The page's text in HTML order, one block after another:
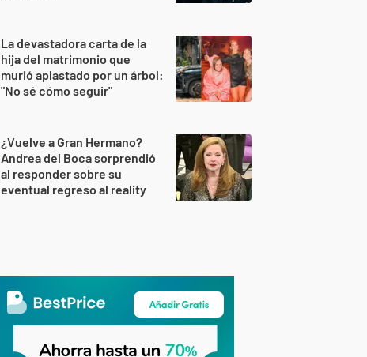
La devastadora carta de la
hija del matrimonio que
murió aplastado por un árbol:
"No sé cómo seguir"
¿Vuelve a Gran Hermano?
Andrea del Boca sorprendió
al responder sobre su
eventual regreso al reality